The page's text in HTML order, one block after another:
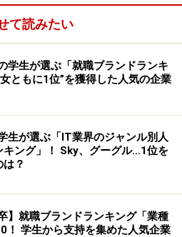
などで就活の情報交換を行う
たが、そういったツールなど
んですか？
て読みたい
学生が選ぶ「就職ブランドランキ
ともに1位”を獲得した人気の企業
生が選ぶ「IT業界のジャンル別人
キング」！ Sky、グーグル…1位を
？
】就職ブランドランキング「業種
！ 学生から支持を集めた人気企業